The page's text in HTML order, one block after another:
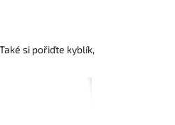
si pořiďte kyblík,